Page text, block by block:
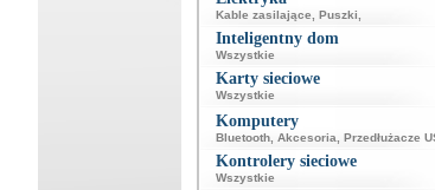
Kable zasilające Puszki
Inteligentny dom
Wszystkie
Karty sieciowe
Wszystkie
Komputery
Bluetooth, Akcesoria Przedłużacze
Kontrolery sieciowe
Wszystkie